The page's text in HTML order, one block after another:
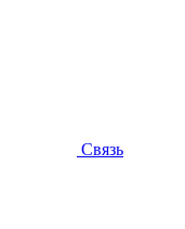
Связь